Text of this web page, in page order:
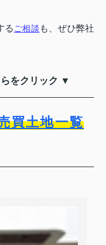
るご相談 も、ぜひ弊社
をクリック ▼
買土地一覧